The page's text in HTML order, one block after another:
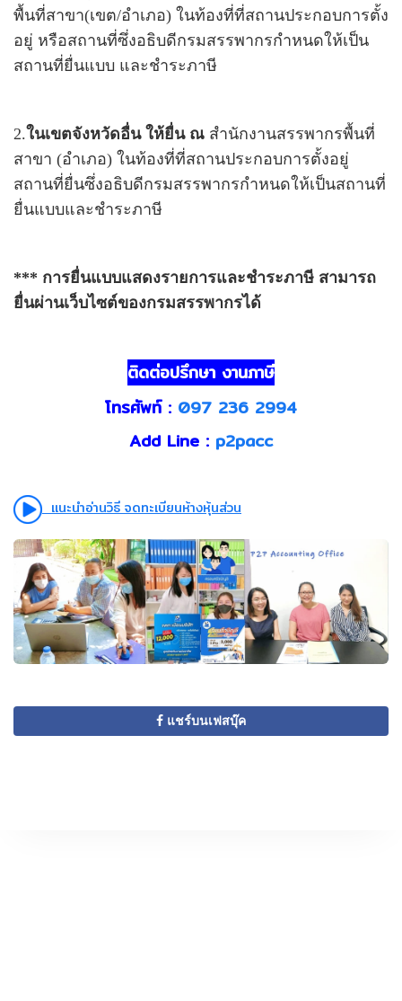
พื้นที่สาขา(เขต/อำเภอ) ในท้องที่ที่สถานประกอบการตั้ง
อยู่ หรือสถานที่ซึ่งอธิบดีกรมสรรพากรกำหนดให้เป็น
สถานที่ยื่นแบบ และชำระภาษี
2.ในเขตจังหวัดอื่น ให้ยื่น ณ สำนักงานสรรพากรพื้นที่
สาขา (อำเภอ) ในท้องที่ที่สถานประกอบการตั้งอยู่
สถานที่ยื่นซึ่งอธิบดีกรมสรรพากรกำหนดให้เป็นสถานที่
ยื่นแบบและชำระภาษี
*** การยื่นแบบแสดงรายการและชำระภาษี สามารถ
ยื่นผ่านเว็บไซต์ของกรมสรรพากรได้
ติดต่อปรึกษา งานภาษี
โทรศัพท์ : 097 236 2994
Add Line : p2pacc
แนะนำอ่านวิธี จดทะเบียนห้างหุ้นส่วน
แชร์บนเฟสบุ๊ค